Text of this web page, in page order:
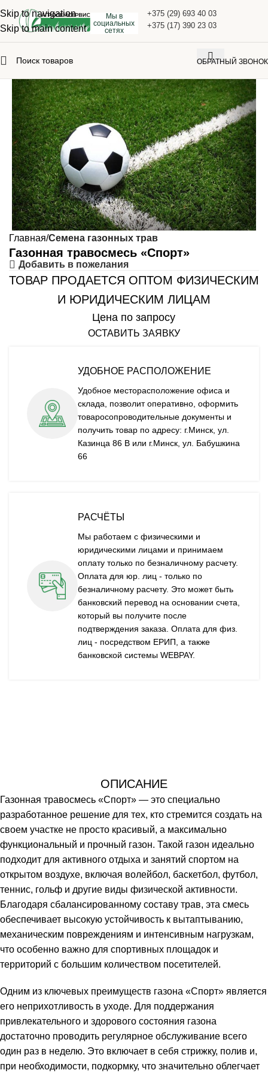
Skip to navigation
Skip to main content
Мы в
социальных
сетях
+375 (29) 693 40 03
+375 (17) 390 23 03
ОБРАТНЫЙ ЗВОНОК
Главная Семена газонных трав
Газонная травосмесь «Спорт»
Добавить в пожелания
ТОВАР ПРОДАЕТСЯ ОПТОМ ФИЗИЧЕСКИМ
И ЮРИДИЧЕСКИМ ЛИЦАМ
Цена по запросу
ОСТАВИТЬ ЗАЯВКУ
УДОБНОЕ РАСПОЛОЖЕНИЕ
Удобное месторасположение офиса и
склада, позволит оперативно, оформить
товаросопроводительные документы и
получить товар по адресу: г.Минск, ул.
Казинца 86 В или г.Минск, ул. Бабушкина
66
РАСЧЁТЫ
Мы работаем с физическими и
юридическими лицами и принимаем
оплату только по безналичному расчету.
Оплата для юр. лиц - только по
безналичному расчету. Это может быть
банковский перевод на основании счета,
который вы получите после
подтверждения заказа. Оплата для физ.
лиц - посредством ЕРИП, а также
банковской системы WEBPAY.
ОПИСАНИЕ
Газонная травосмесь «Спорт» — это специально
разработанное решение для тех, кто стремится создать на
своем участке не просто красивый, а максимально
функциональный и прочный газон. Такой газон идеально
подходит для активного отдыха и занятий спортом на
открытом воздухе, включая волейбол, баскетбол, футбол,
теннис, гольф и другие виды физической активности.
Благодаря сбалансированному составу трав, эта смесь
обеспечивает высокую устойчивость к вытаптыванию,
механическим повреждениям и интенсивным нагрузкам,
что особенно важно для спортивных площадок и
территорий с большим количеством посетителей.
Одним из ключевых преимуществ газона «Спорт» является
его неприхотливость в уходе. Для поддержания
привлекательного и здорового состояния газона
достаточно проводить регулярное обслуживание всего
один раз в неделю. Это включает в себя стрижку, полив и,
при необходимости, подкормку, что значительно облегчает